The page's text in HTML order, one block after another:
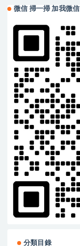
微信 掃一掃 加我微信
分類目錄